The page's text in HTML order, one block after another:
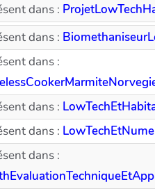
dans :
dans :
dans :
dans :
dans :
dans :